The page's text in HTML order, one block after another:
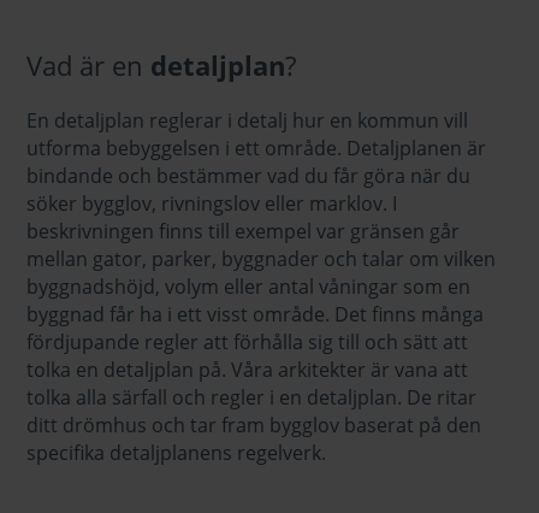
Vad är en detaljplan?
En detaljplan reglerar i detalj hur en kommun vill
utforma bebyggelsen i ett område. Detaljplanen är
bindande och bestämmer vad du får göra när du
söker bygglov, rivningslov eller marklov. I
beskrivningen finns till exempel var gränsen går
mellan gator, parker, byggnader och talar om vilken
byggnadshöjd, volym eller antal våningar som en
byggnad får ha i ett visst område. Det finns många
fördjupande regler att förhålla sig till och sätt att
tolka en detaljplan på. Våra arkitekter är vana att
tolka alla särfall och regler i en detaljplan. De ritar
ditt drömhus och tar fram bygglov baserat på den
specifika detaljplanens regelverk.